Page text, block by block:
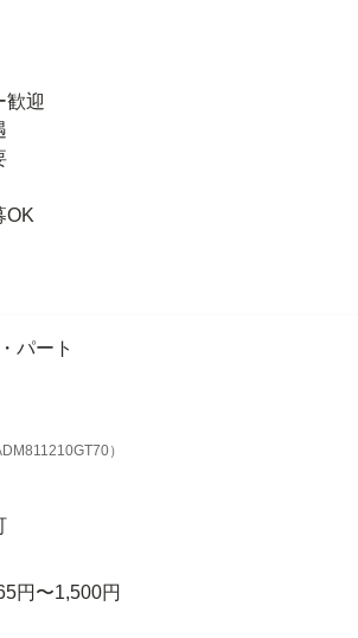
歓迎
OK
パート
）
円〜1,500円